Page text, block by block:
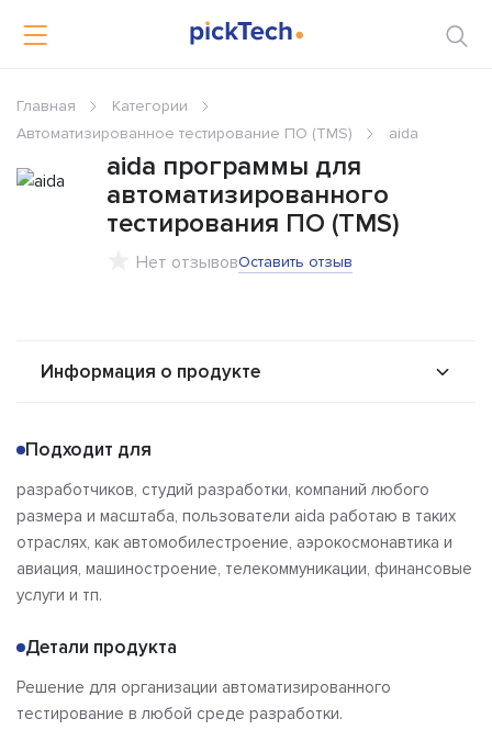
Главная
Категории
Автоматизированное тестирование ПО (TMS)
aida
aida программы для
автоматизированного
тестирования ПО (TMS)
Нет отзывовОставить отзыв
Информация о продукте
Стоимость
Альтернативы
Сравнения
Отзывы
Подходит для
разработчиков, студий разработки, компаний любого
размера и масштаба, пользователи aida работаю в таких
отраслях, как автомобилестроение, аэрокосмонавтика и
авиация, машиностроение, телекоммуникации, финансовые
услуги и тп.
Детали продукта
Решение для организации автоматизированного
тестирование в любой среде разработки.